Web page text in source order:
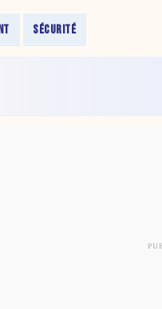
SÉCURITÉ